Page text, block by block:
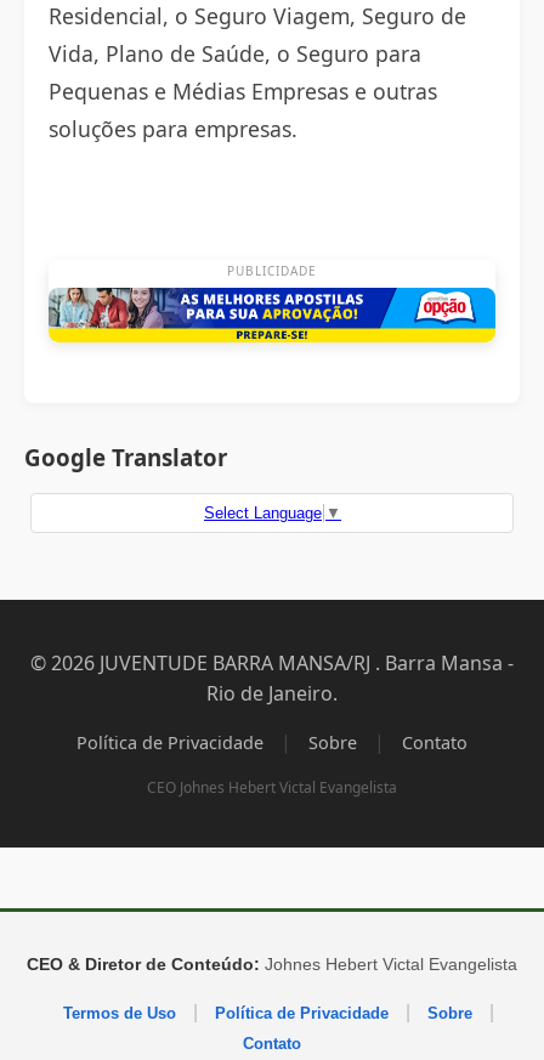
Residencial, o Seguro Viagem, Seguro de
Vida, Plano de Saúde, o Seguro para
Pequenas e Médias Empresas e outras
soluções para empresas.
PUBLICIDADE
Google Translator
Select Language ▼
© 2026 JUVENTUDE BARRA MANSA/RJ . Barra Mansa -
Rio de Janeiro.
Política de Privacidade | Sobre | Contato
CEO Johnes Hebert Victal Evangelista
CEO & Diretor de Conteúdo: Johnes Hebert Victal Evangelista
Termos de Uso Política de Privacidade Sobre
Contato